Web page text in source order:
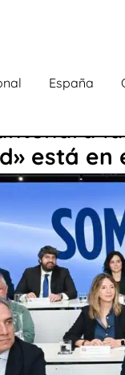
España
está en